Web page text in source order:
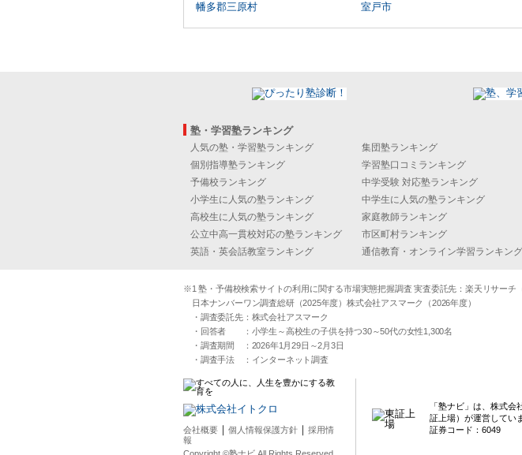
幡多郡三原村
室戸市
塾・学習塾ランキング
人気の塾・学習塾ランキング
集団塾ランキング
個別指導塾ランキング
学習塾口コミランキング
予備校ランキング
中学受験 対応塾ランキング
小学生に人気の塾ランキング
中学生に人気の塾ランキング
高校生に人気の塾ランキング
家庭教師ランキング
公立中高一貫校対応の塾ランキング
市区町村ランキング
英語・英会話教室ランキング
通信教育・オンライン学習ランキング
※1 塾・予備校検索サイトの利用に関する市場実態把握調査 実査委託先：楽天リサーチ
日本ナンバーワン調査総研（2025年度）株式会社アスマーク（2026年度）
・調査委託先：株式会社アスマーク
・回答者 ：小学生～高校生の子供を持つ30～50代の女性1,300名
・調査期間 ：2026年1月29日～2月3日
・調査手法 ：インターネット調査
会社概要 ｜ 個人情報保護方針 ｜ 採用情
報
「塾ナビ」は、株式会
証上場）が運営してい
証券コード：6049